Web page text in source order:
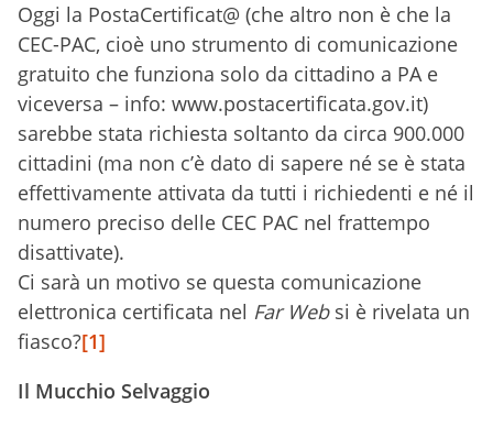
Oggi la PostaCertificat@ (che altro non è che la
CEC-PAC, cioè uno strumento di comunicazione
gratuito che funziona solo da cittadino a PA e
viceversa – info: www.postacertificata.gov.it)
sarebbe stata richiesta soltanto da circa 900.000
cittadini (ma non c’è dato di sapere né se è stata
effettivamente attivata da tutti i richiedenti e né il
numero preciso delle CEC PAC nel frattempo
disattivate).
Ci sarà un motivo se questa comunicazione
elettronica certificata nel Far Websi è rivelata un
fiasco?[1]
Il Mucchio Selvaggio